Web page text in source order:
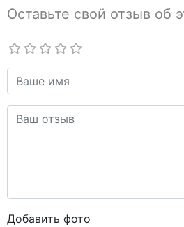
Оставьте свой отзыв об
Добавить фото